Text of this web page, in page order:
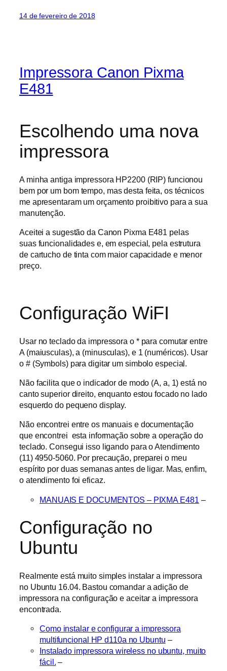
14 de fevereiro de 2018
Impressora Canon Pixma
E481
Escolhendo uma nova
impressora
A minha antiga impressora HP2200 (RIP) funcionou
bem por um bom tempo, mas desta feita, os técnicos
me apresentaram um orçamento proibitivo para a sua
manutenção.
Aceitei a sugestão da Canon Pixma E481 pelas
suas funcionalidades e, em especial, pela estrutura
de cartucho de tinta com maior capacidade e menor
preço.
Configuração WiFI
Usar no teclado da impressora o * para comutar entre
A (maiusculas), a (minusculas), e 1 (numéricos). Usar
o # (Symbols) para digitar um simbolo especial.
Não facilita que o indicador de modo (A, a, 1) está no
canto superior direito, enquanto estou focado no lado
esquerdo do pequeno display.
Não encontrei entre os manuais e documentação
que encontrei esta informação sobre a operação do
teclado. Consegui isso ligando para o Atendimento
(11) 4950-5060. Por precaução, preparei o meu
espírito por duas semanas antes de ligar. Mas, enfim,
o atendimento foi eficaz.
MANUAIS E DOCUMENTOS – PIXMA E481 –
Configuração no
Ubuntu
Realmente está muito simples instalar a impressora
no Ubuntu 16.04. Bastou comandar a adição de
impressora na configuração e aceitar a impressora
encontrada.
Como instalar e configurar a impressora
multifuncional HP d110a no Ubuntu –
Instalado impressora wireless no ubuntu, muito
fácil. –